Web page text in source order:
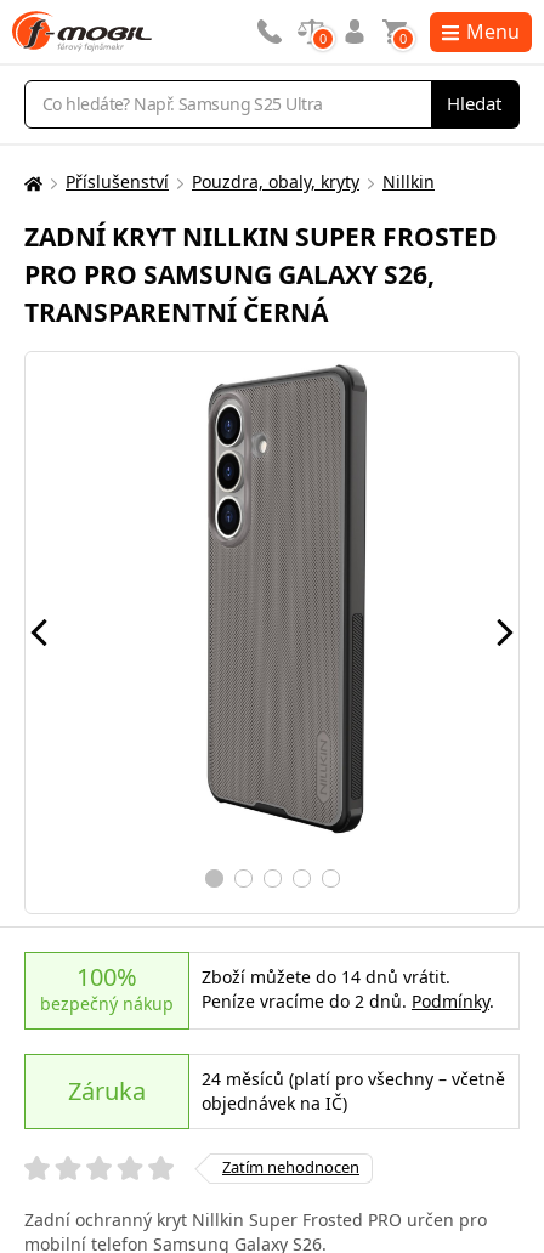
Vyhledávání
Hledat
0 0 Menu
Zde
nacházíte:
Příslušenství Pouzdra, obaly, kryty Nillkin
ZADNÍ KRYT NILLKIN SUPER FROSTED
PRO PRO SAMSUNG GALAXY S26,
TRANSPARENTNÍ ČERNÁ
100%
bezpečný nákup
Zboží můžete do 14 dnů vrátit.
Peníze vracíme do 2 dnů. Podmínky.
Záruka
24 měsíců (platí pro všechny – včetně
objednávek na IČ)
Zatím nehodnocen
Zadní ochranný kryt Nillkin Super Frosted PRO určen pro
mobilní telefon Samsung Galaxy S26.